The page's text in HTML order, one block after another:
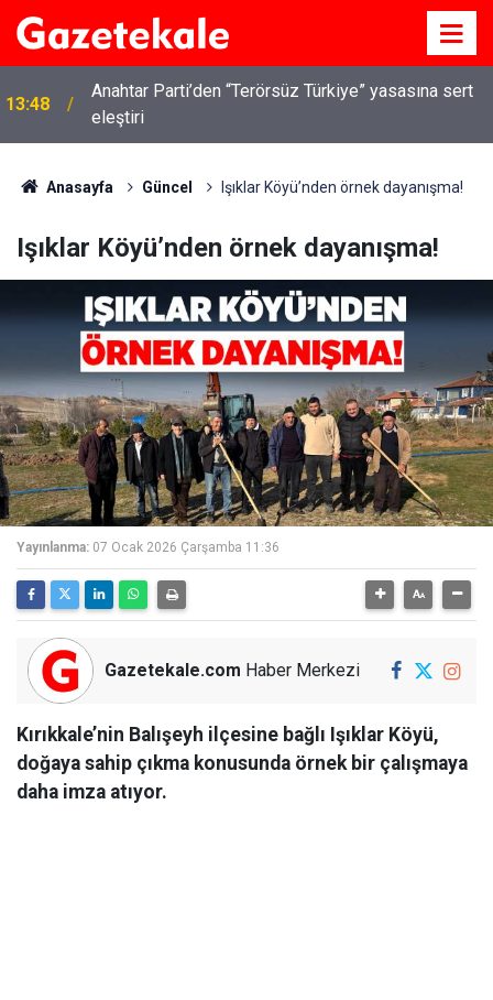
13:48
Anahtar Parti’den “Terörsüz Türkiye” yasasına sert
eleştiri
Anasayfa Güncel Işıklar Köyü’nden örnek dayanışma!
Işıklar Köyü’nden örnek dayanışma!
Yayınlanma: 07 Ocak 2026 Çarşamba 11:36
Gazetekale.com Haber Merkezi
Kırıkkale’nin Balışeyh ilçesine bağlı Işıklar Köyü,
doğaya sahip çıkma konusunda örnek bir çalışmaya
daha imza atıyor.